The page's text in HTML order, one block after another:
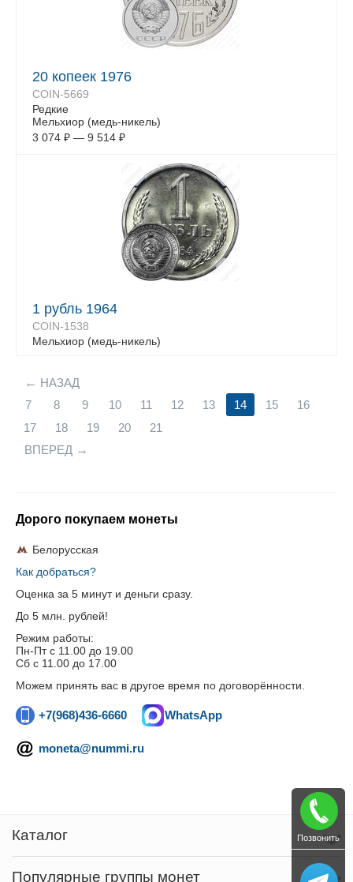
20 копеек 1976
COIN-5669
Редкие
Мельхиор (медь-никель)
3 074 ₽ — 9 514 ₽
1 рубль 1964
COIN-1538
Мельхиор (медь-никель)
НАЗАД
7
8 9 10 11 12 13 14 15
16
17
18 19 20
21
ВПЕРЕД
Дорого покупаем монеты
Белорусская
Как добраться?
Оценка за 5 минут и деньги сразу.
До 5 млн. рублей!
Режим работы:
Пн-Пт c 11.00 до 19.00
Сб с 11.00 до 17.00
Можем принять вас в другое время по договорённости.
+7(968)436-6660 WhatsApp
moneta@nummi.ru
Каталог
Популярные группы монет
Позвонить